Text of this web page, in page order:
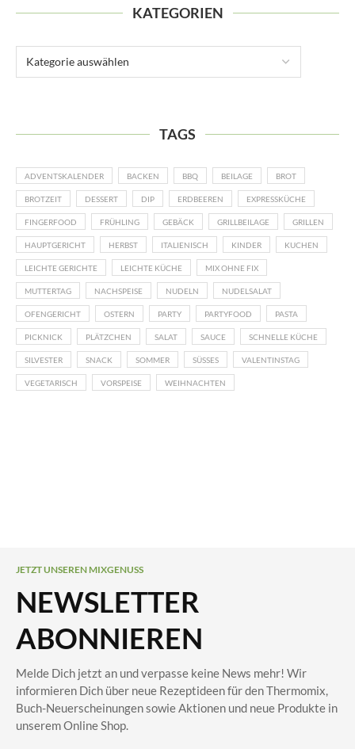
KATEGORIEN
TAGS
ADVENTSKALENDER BACKEN BBQ BEILAGE BROT
BROTZEIT DESSERT DIP ERDBEEREN EXPRESSKÜCHE
FINGERFOOD FRÜHLING GEBÄCK GRILLBEILAGE GRILLEN
HAUPTGERICHT HERBST ITALIENISCH KINDER KUCHEN
LEICHTE GERICHTE LEICHTE KÜCHE MIX OHNE FIX
MUTTERTAG NACHSPEISE NUDELN NUDELSALAT
OFENGERICHT OSTERN PARTY PARTYFOOD PASTA
PICKNICK PLÄTZCHEN SALAT SAUCE SCHNELLE KÜCHE
SILVESTER SNACK SOMMER SÜSSES VALENTINSTAG
VEGETARISCH VORSPEISE WEIHNACHTEN
JETZT UNSEREN MIXGENUSS
NEWSLETTER
ABONNIEREN
Melde Dich jetzt an und verpasse keine News mehr! Wir
informieren Dich über neue Rezeptideen für den Thermomix,
Buch-Neuerscheinungen sowie Aktionen und neue Produkte in
unserem Online Shop.